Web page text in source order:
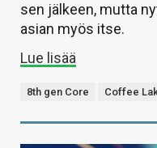
sen jälkeen, mutta
asian myös itse.
Lue lisää
8th gen Core Coffee